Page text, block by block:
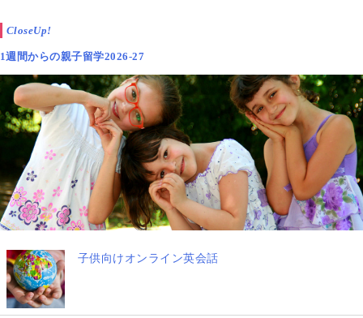
子どもの留学中、親は何をしていればいいの？
そんな心配もよく聞きますが、親子での短期滞在は、
ママ自身のアップデートの機会にもなります。
たとえば、
ママも英語を学び直したい
「子供に負けてられない！」というママには、午
前中に大人向けの英会話グループレッスンはいか
CloseUp!
1週間からの親子留学2026-27
子供向けオンライン英会話